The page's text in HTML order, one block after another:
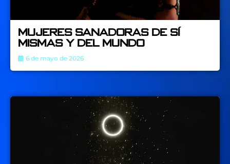
Mujeres sanadoras de sí
mismas y del mundo
6 de mayo de 2026